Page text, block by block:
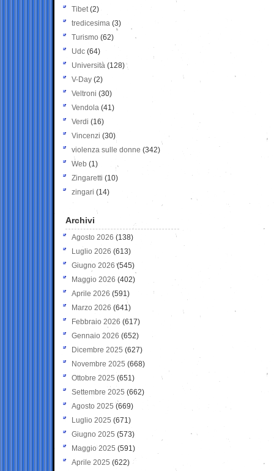
Tibet(2)
tredicesima (3)
Turismo (62)
Udc (64)
Università (128)
V-Day (2)
Veltroni (30)
Vendola (41)
Verdi (16)
Vincenzi (30)
violenza sulle donne (342)
Web (1)
Zingaretti (10)
zingari (14)
Archivi
Agosto 2026 (138)
Luglio 2026 (613)
Giugno 2026 (545)
Maggio 2026 (402)
Aprile 2026 (591)
Marzo 2026 (641)
Febbraio 2026 (617)
Gennaio 2026 (652)
Dicembre 2025 (627)
Novembre 2025 (668)
Ottobre 2025 (651)
Settembre 2025 (662)
Agosto 2025 (669)
Luglio 2025 (671)
Giugno 2025 (573)
Maggio 2025 (591)
Aprile 2025 (622)